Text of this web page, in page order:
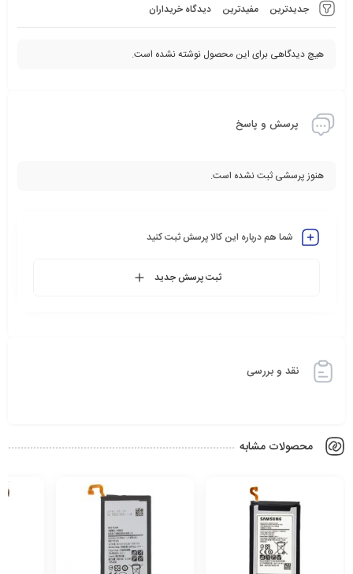
جدیدترین مفیدترین دیدگاه خریداران
هیچ دیدگاهی برای این محصول نوشته نشده است.
پرسش و پاسخ
هنوز پرسشی ثبت نشده است.
شما هم درباره این کالا پرسش ثبت کنید
ثبت پرسش جدید
نقد و بررسی
محصولات مشابه